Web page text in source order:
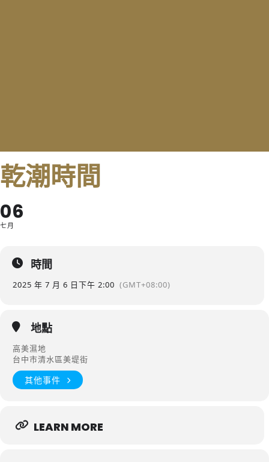
乾潮時間
06
七月
時間
2025 年 7 月 6 日下午 2:00 (GMT+08:00)
地點
高美濕地
台中市清水區美堤街
其他事件
LEARN MORE